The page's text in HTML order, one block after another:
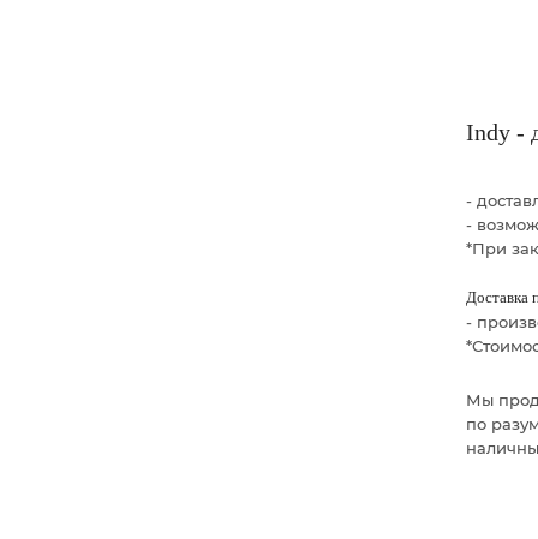
Indy -
-
-
*При
Доставка
-
Мы
по